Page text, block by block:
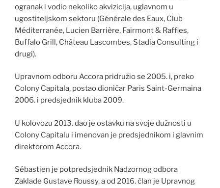
ogranak i vodio nekoliko akvizicija, uglavnom u
ugostiteljskom sektoru (Générale des Eaux, Club
Méditerranée, Lucien Barrière, Fairmont & Raffles,
Buffalo Grill, Château Lascombes, Stadia Consulting i
drugi).
Upravnom odboru Accora pridružio se 2005. i, preko
Colony Capitala, postao dioničar Paris Saint-Germaina
2006. i predsjednik kluba 2009.
U kolovozu 2013. dao je ostavku na svoje dužnosti u
Colony Capitalu i imenovan je predsjednikom i glavnim
direktorom Accora.
Sébastien je potpredsjednik Nadzornog odbora
Zaklade Gustave Roussy, a od 2016. član je Upravnog